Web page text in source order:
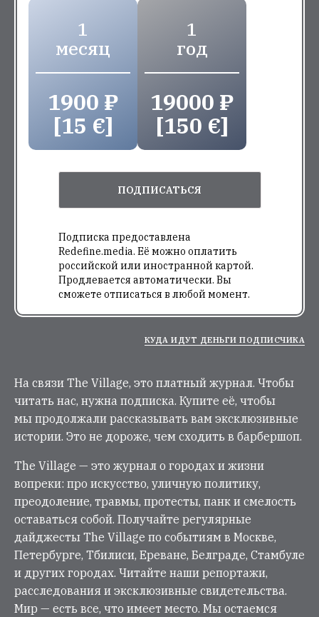
1
месяц
1900 ₽
[15 €]
1
год
19000 ₽
[150 €]
ПОДПИСАТЬСЯ
Подписка предоставлена
Redefine.media. Её можно оплатить
российской или иностранной картой.
Продлевается автоматически. Вы
сможете отписаться в любой момент.
КУДА ИДУТ ДЕНЬГИ ПОДПИСЧИКА
На связи The Village, это платный журнал. Чтобы
читать нас, нужна подписка. Купите её, чтобы
мы продолжали рассказывать вам эксклюзивные
истории. Это не дороже, чем сходить в барбершоп.
The Village — это журнал о городах и жизни
вопреки: про искусство, уличную политику,
преодоление, травмы, протесты, панк и смелость
оставаться собой. Получайте регулярные
дайджесты The Village по событиям в Москве,
Петербурге, Тбилиси, Ереване, Белграде, Стамбуле
и других городах. Читайте наши репортажи,
расследования и эксклюзивные свидетельства.
Мир — есть все, что имеет место. Мы остаемся